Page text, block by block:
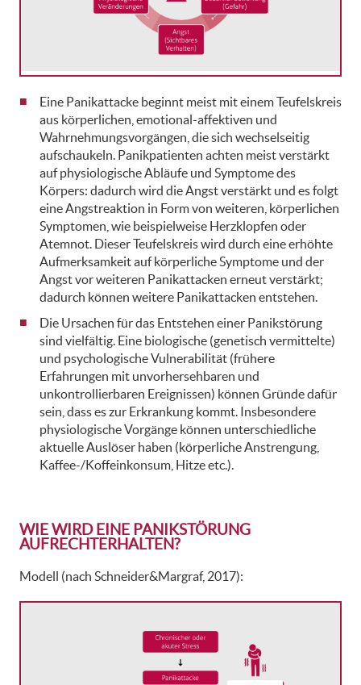
Eine Panikattacke beginnt meist mit einem Teufelskreis
aus körperlichen, emotional-affektiven und
Wahrnehmungsvorgängen, die sich wechselseitig
aufschaukeln. Panikpatienten achten meist verstärkt
auf physiologische Abläufe und Symptome des
Körpers: dadurch wird die Angst verstärkt und es folgt
eine Angstreaktion in Form von weiteren, körperlichen
Symptomen, wie beispielweise Herzklopfen oder
Atemnot. Dieser Teufelskreis wird durch eine erhöhte
Aufmerksamkeit auf körperliche Symptome und der
Angst vor weiteren Panikattacken erneut verstärkt;
dadurch können weitere Panikattacken entstehen.
Die Ursachen für das Entstehen einer Panikstörung
sind vielfältig. Eine biologische (genetisch vermittelte)
und psychologische Vulnerabilität (frühere
Erfahrungen mit unvorhersehbaren und
unkontrollierbaren Ereignissen) können Gründe dafür
sein, dass es zur Erkrankung kommt. Insbesondere
physiologische Vorgänge können unterschiedliche
aktuelle Auslöser haben (körperliche Anstrengung,
Kaffee-/Koffeinkonsum, Hitze etc.).
WIE WIRD EINE PANIKSTÖRUNG
AUFRECHTERHALTEN?
Modell (nach Schneider&Margraf, 2017):